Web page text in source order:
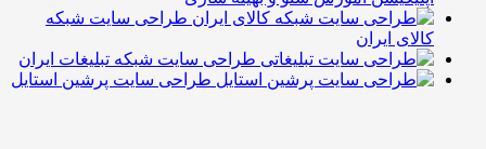
طراحی سایت شبکه
ایران
طراحی سایت شبکه تبلیغات ایران
طراحی سایت پرشین استایل